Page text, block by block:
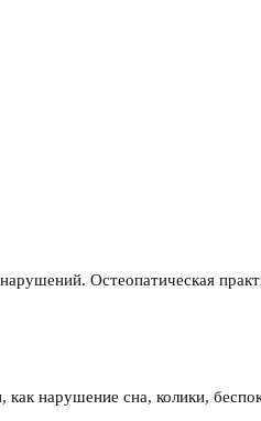
Остеопатическая
нарушение сна, колики,